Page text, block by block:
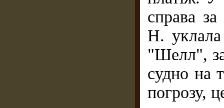
справа
Н.
"Шелл",
судно на
погрозу,